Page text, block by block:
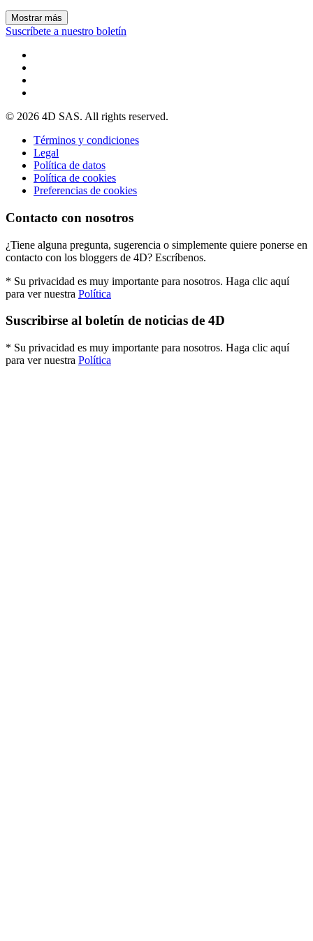
Mostrar más
Suscríbete a nuestro boletín
© 2026 4D SAS. All rights reserved.
Términos y condiciones
Legal
Política de datos
Política de cookies
Preferencias de cookies
Contacto con nosotros
¿Tiene alguna pregunta, sugerencia o simplemente quiere ponerse en
contacto con los bloggers de 4D? Escríbenos.
* Su privacidad es muy importante para nosotros. Haga clic aquí
para ver nuestra Política
Suscribirse al boletín de noticias de 4D
* Su privacidad es muy importante para nosotros. Haga clic aquí
para ver nuestra Política